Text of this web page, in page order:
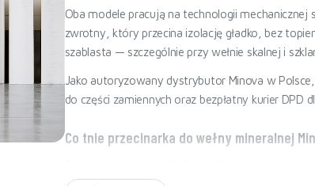
Oba modele pracują na technologii
zwrotny, który przecina izolację gładko, bez
szablasta — szczególnie przy wełnie skalnej i
Jako autoryzowany dystrybutor Minova w
do części zamiennych oraz bezpłatny kurier DPD
Co tnie przecinarka do wełny mineralnej